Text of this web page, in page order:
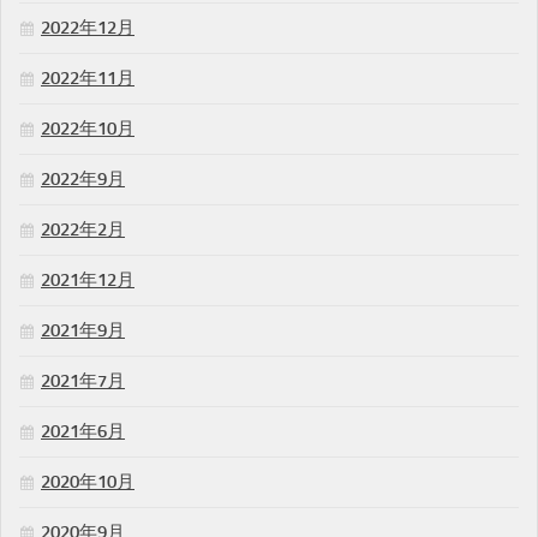
2022年12月
2022年11月
2022年10月
2022年9月
2022年2月
2021年12月
2021年9月
2021年7月
2021年6月
2020年10月
2020年9月